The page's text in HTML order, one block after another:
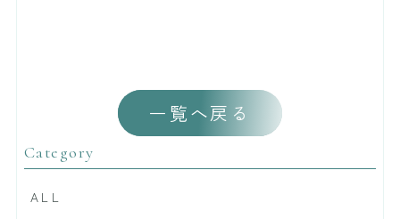
一覧へ戻る
Category
ALL